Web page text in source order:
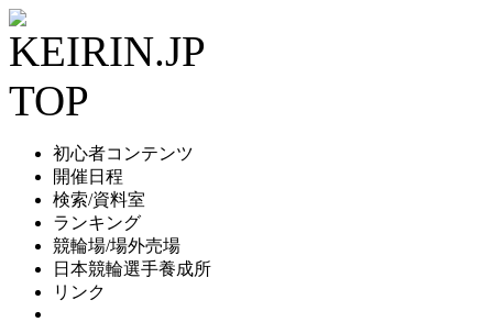
初心者コンテンツ
開催日程
検索/資料室
ランキング
競輪場/場外売場
日本競輪選手養成所
リンク